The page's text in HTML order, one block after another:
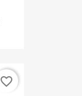
favorite_border